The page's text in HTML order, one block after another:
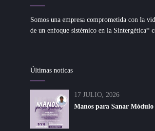
Somos una empresa comprometida con la
de un enfoque sistémico en la Sintergética*
Últimas noticas
17 JULIO, 2026
Manos para Sanar